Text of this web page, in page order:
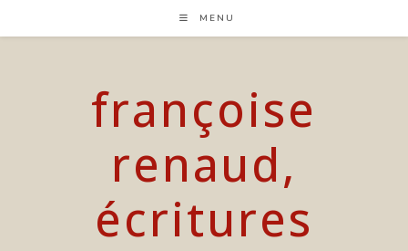
content
MENU
françoise
renaud,
écritures